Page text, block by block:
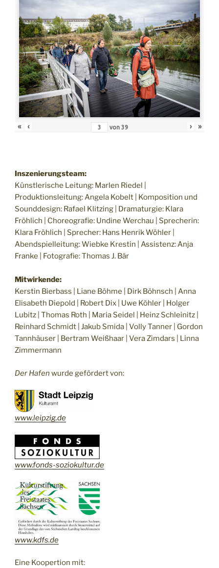
« ‹ von 39 › »
Inszenierungsteam:
Künstlerische Leitung: Marlen Riedel |
Produktionsleitung: Angela Kobelt | Komposition und
Sounddesign: Rafael Klitzing | Dramaturgie: Klara
Fröhlich | Choreografie: Undine Werchau | Sprecherin:
Klara Fröhlich | Sprecher: Hans Henrik Wöhler |
Abendspielleitung: Wiebke Krestin | Assistenz: Anja
Franke | Fotografie: Thomas J. Bär
Mitwirkende:
Kerstin Bierbass | Liane Böhme | Dirk Böhnsch | Anna
Elisabeth Diepold | Robert Dix | Uwe Köhler | Holger
Lubitz | Thomas Roth | Maria Seidel | Heinz Schleinitz |
Reinhard Schmidt | Jakub Smida | Volly Tanner | Gordon
Tannhäuser | Bertram Weißhaar | Vera Zimdars | Linna
Zimmermann
Der Hafen wurde gefördert von:
www.leipzig.de
www.fonds-soziokultur.de
www.kdfs.de
Eine Koopertion mit: